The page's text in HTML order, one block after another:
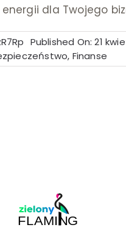
dla Twojego
Published On: 21
, Finanse